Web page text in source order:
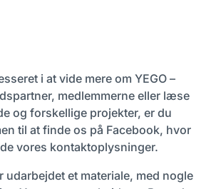
i at vide mere om YEGO –
medlemmerne eller læse
og forskellige projekter, er du
til at finde os på Facebook, hvor
vores kontaktoplysninger.
udarbejdet et materiale, med nogle